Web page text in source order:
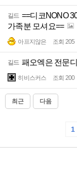
길드 ==디코NONO
가족분 모셔요==
아프지않은 조회 205
길드 패오엑은 전문
히비스커스 조회 200
최근 다음
1